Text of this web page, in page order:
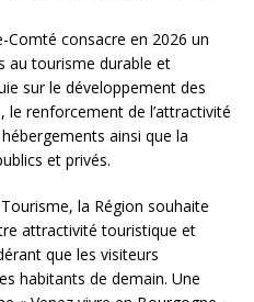
Comté consacre en 2026 un
au tourisme durable et
sur le développement des
renforcement de l’attractivité
ainsi que la
et privés.
la Région souhaite
attractivité touristique et
que les visiteurs
habitants de demain. Une